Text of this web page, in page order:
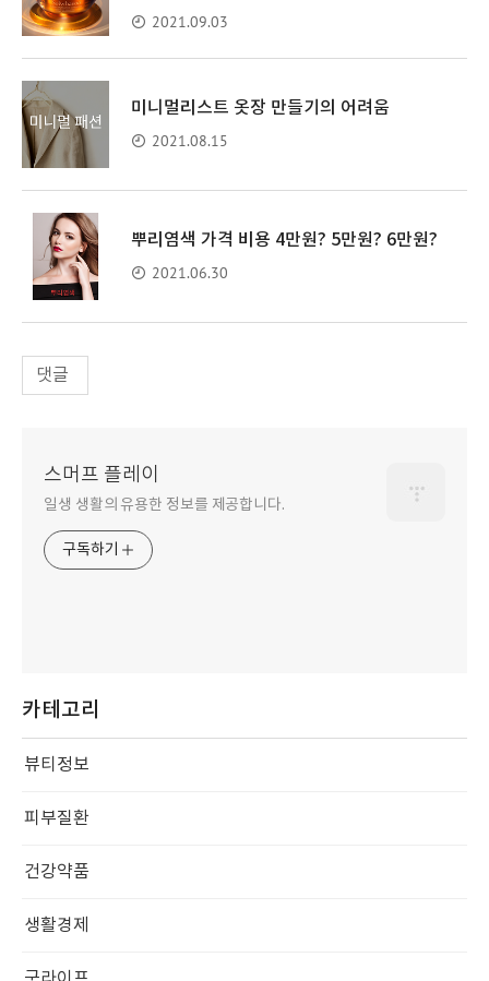
2021.09.03
미니멀리스트 옷장 만들기의 어려움
2021.08.15
뿌리염색 가격 비용 4만원? 5만원? 6만원?
2021.06.30
댓글
스머프 플레이
일생 생활의 유용한 정보를 제공합니다.
구독하기
카테고리
뷰티정보
피부질환
건강약품
생활경제